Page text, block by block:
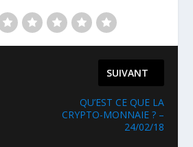
SUIVANT
QU’EST CE QUE LA
CRYPTO-MONNAIE ? –
24/02/18